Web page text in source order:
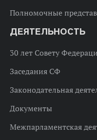
Полномочные
ДЕЯТЕЛЬНОСТЬ
30 лет Совету
Заседания СФ
Законодательная
Документы
Межпарламентская